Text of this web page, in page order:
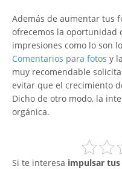
Además de aumentar tus
ofrecemos la oportunidad
impresiones como lo son
Comentarios para fotos y
muy recomendable
evitar que el crecimiento
Dicho de otro modo, la
orgánica.
Si te interesa impulsar tus